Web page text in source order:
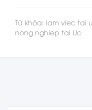
Từ khóa: lam viec tai
nong nghiep tai Uc